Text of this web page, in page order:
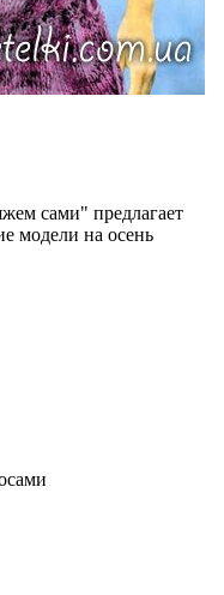
сами" предлагает
модели на осень